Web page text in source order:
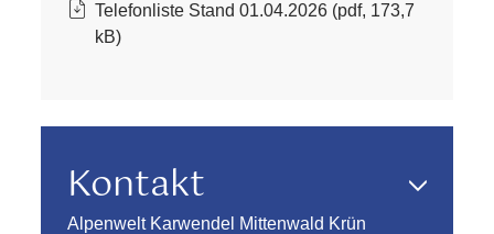
Telefonliste Stand 01.04.2026 (pdf, 173,7
kB)
Kontakt
Alpenwelt Karwendel Mittenwald Krün